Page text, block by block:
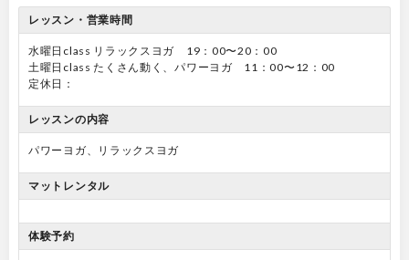
レッスン・営業時間
水曜日class リラックスヨガ 19：00〜20：00
土曜日class たくさん動く、パワーヨガ 11：00〜12：00
定休日：
レッスンの内容
パワーヨガ、リラックスヨガ
マットレンタル
体験予約